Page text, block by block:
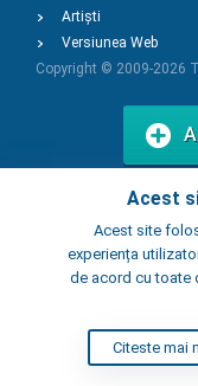
Acest
Acest site
experiența
de acord cu toate
Citeste mai
Artiști
Versiunea Web
Copyright © 2009-2026